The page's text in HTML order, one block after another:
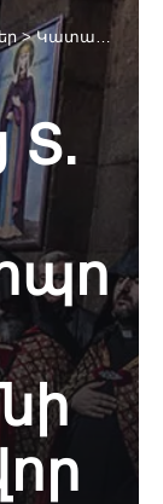
>Կատարվեց Տ. Գրիգորիս արքեպիսկոպոս Բունիաթյանի հուղարկավորության արարողությունը (նկարներ, տեսանյութ)
Տ.